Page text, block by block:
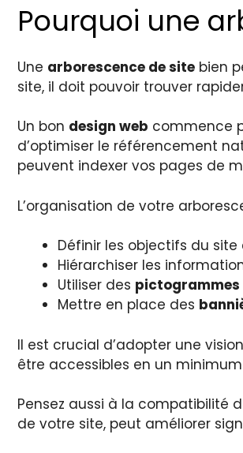
Pourquoi une
Une arborescence de site bien
site, il doit pouvoir trouver
Un bon design web commence
d’optimiser le référencement
peuvent indexer vos pages de
L’organisation de votre
Définir les objectifs du
Hiérarchiser les
Utiliser des pictogrammes
Mettre en place des
Il est crucial d’adopter une
être accessibles en un
Pensez aussi à la compatibilité
de votre site, peut améliorer